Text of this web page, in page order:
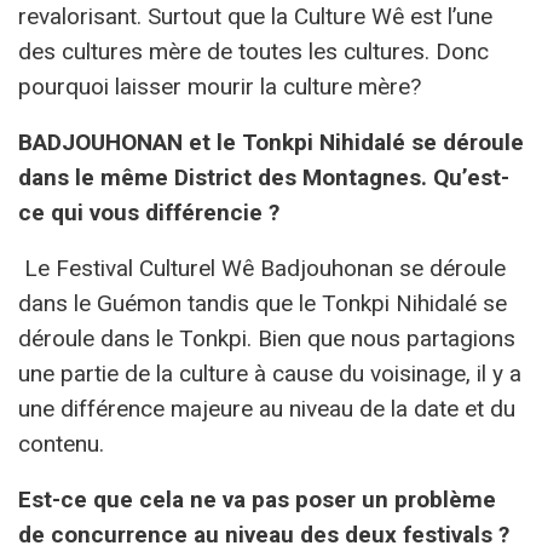
revalorisant. Surtout que la Culture Wê est l’une
des cultures mère de toutes les cultures. Donc
pourquoi laisser mourir la culture mère?
BADJOUHONAN et le Tonkpi Nihidalé se déroule
dans le même District des Montagnes. Qu’est-
ce qui vous différencie ?
Le Festival Culturel Wê Badjouhonan se déroule
dans le Guémon tandis que le Tonkpi Nihidalé se
déroule dans le Tonkpi. Bien que nous partagions
une partie de la culture à cause du voisinage, il y a
une différence majeure au niveau de la date et du
contenu.
Est-ce que cela ne va pas poser un problème
de concurrence au niveau des deux festivals ?